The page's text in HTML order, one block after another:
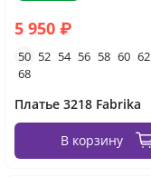
5 950 ₽
50 52 54 56 58 60 62
68
Платье 3218 Fabrika
В корзину